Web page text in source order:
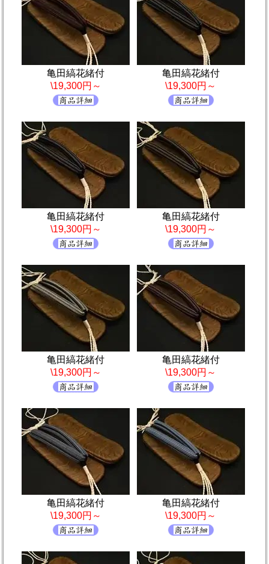
亀田縞花緒付
\19,300円～
亀田縞花緒付
\19,300円～
亀田縞花緒付
\19,300円～
亀田縞花緒付
\19,300円～
亀田縞花緒付
\19,300円～
亀田縞花緒付
\19,300円～
亀田縞花緒付
\19,300円～
亀田縞花緒付
\19,300円～